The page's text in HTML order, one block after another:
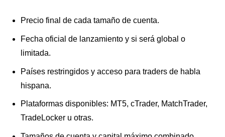
Precio final de cada tamaño de cuenta.
Fecha oficial de lanzamiento y si será global o
limitada.
Países restringidos y acceso para traders de habla
hispana.
Plataformas disponibles: MT5, cTrader, MatchTrader,
TradeLocker u otras.